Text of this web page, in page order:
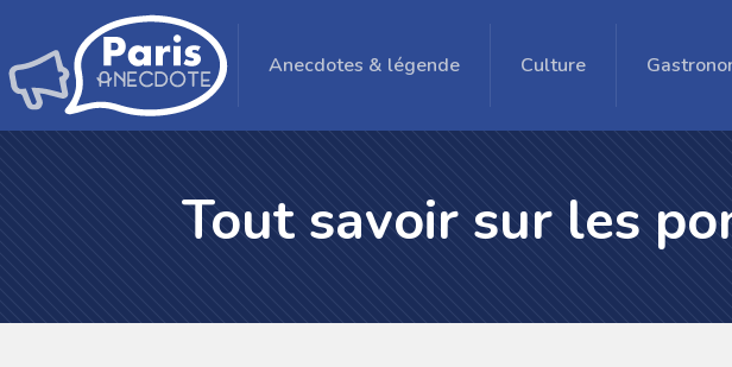
Anecdotes & légende Culture
Tout savoir sur les